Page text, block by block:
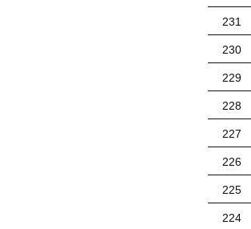
231
230
229
228
227
226
225
224